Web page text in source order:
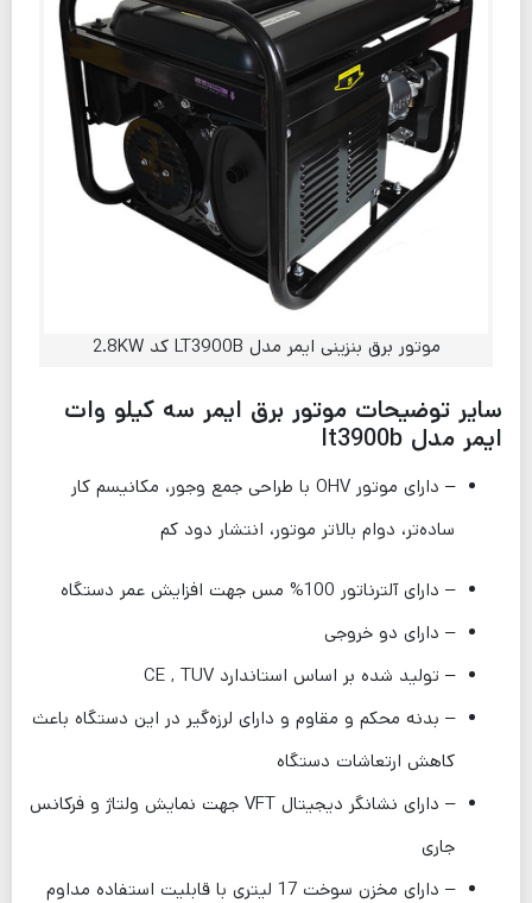
موتور برق بنزینی ایمر مدل LT3900B کد 2.8KW
سایر توضیحات موتور برق ایمر سه کیلو وات
ایمر مدل lt3900b
– دارای موتور OHV با طراحی جمع وجور، مکانیسم کار
ساده‌تر، دوام بالاتر موتور، انتشار دود کم
– دارای آلترناتور 100% مس جهت افزایش عمر دستگاه
– دارای دو خروجی
– تولید شده بر اساس استاندارد CE , TUV
– بدنه محکم و مقاوم و دارای لرزه‌گیر در این دستگاه باعث
کاهش ارتعاشات دستگاه
– دارای نشانگر دیجیتال VFT جهت نمایش ولتاژ و فرکانس
جاری
– دارای مخزن سوخت 17 لیتری با قابلیت استفاده مداوم